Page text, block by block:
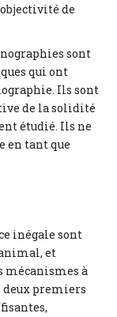
de
sont
qui ont
Ils sont
de la solidité
étudié. Ils ne
en tant que
inégale sont
et
mécanismes à
deux premiers